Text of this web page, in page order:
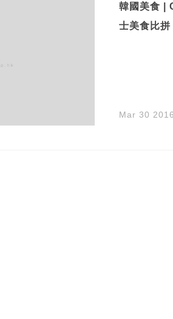
韓國美食 |
士美食比
Mar 30 2016